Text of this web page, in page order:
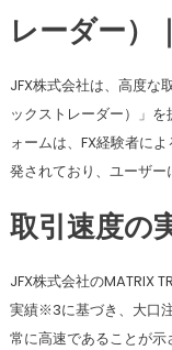
レーダー）
JFX株式会社は、高度な
ックストレーダー）」
ォームは、FX経験者に
発されており、ユーザー
取引速度の
JFX株式会社のMATRIX
実績※3に基づき、大口
常に高速であることが